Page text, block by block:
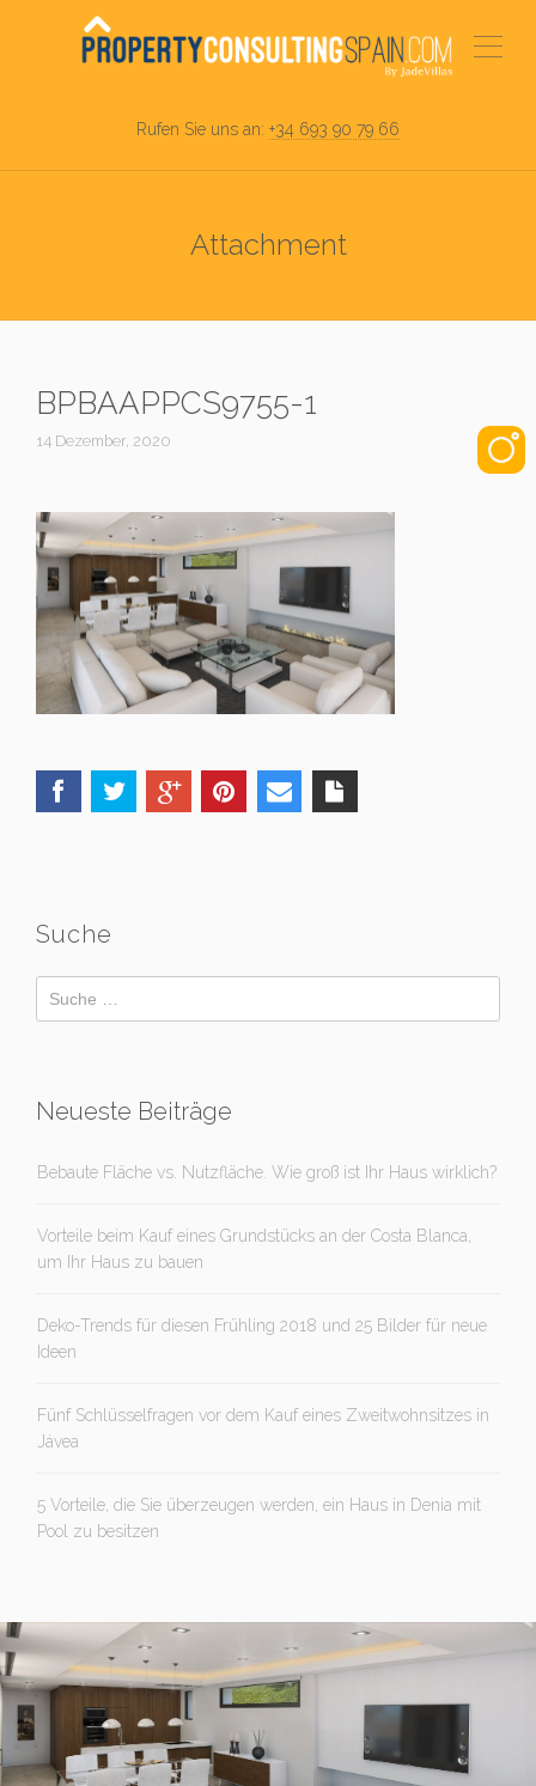
Rufen Sie uns an: +34 693 90 79 66
Attachment
BPBAAPPCS9755-1
14 Dezember, 2020
Suche
Neueste Beiträge
Bebaute Fläche vs. Nutzfläche. Wie groß ist Ihr Haus wirklich?
Vorteile beim Kauf eines Grundstücks an der Costa Blanca,
um Ihr Haus zu bauen
Deko-Trends für diesen Frühling 2018 und 25 Bilder für neue
Ideen
Fünf Schlüsselfragen vor dem Kauf eines Zweitwohnsitzes in
Jávea
5 Vorteile, die Sie überzeugen werden, ein Haus in Denia mit
Pool zu besitzen